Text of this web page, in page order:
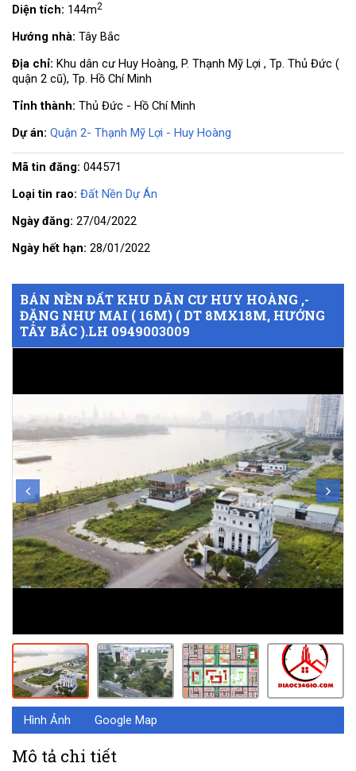
BÁN NỀN ĐẤT KHU DÂN CƯ HUY HOÀNG ,-
ĐẶNG NHƯ MAI ( 16M) ( DT 8MX18M, HƯỚNG
TÂY BẮC ).LH 0949003009
Hình Ảnh Google Map
Mô tả chi tiết
Diện tích: 144m2
Hướng nhà: Tây Bắc
Địa chỉ: Khu dân cư Huy Hoàng, P. Thạnh Mỹ Lợi , Tp. Thủ Đức (
quận 2 cũ), Tp. Hồ Chí Minh
Tỉnh thành: Thủ Đức - Hồ Chí Minh
Dự án: Quận 2- Thạnh Mỹ Lợi - Huy Hoàng
Mã tin đăng: 044571
Loại tin rao: Đất Nền Dự Án
Ngày đăng: 27/04/2022
Ngày hết hạn: 28/01/2022